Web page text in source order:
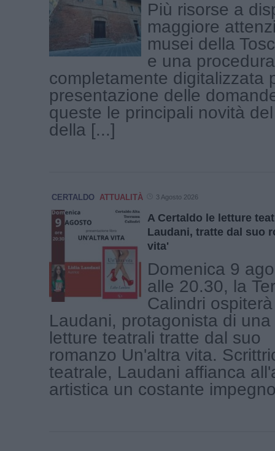
Più risorse a
maggiore
musei della
e una procedura
completamente digitalizzata
presentazione delle
queste le principali novità
della [...]
CERTALDO ATTUALITÀ 3 Agosto 2026
A Certaldo le letture
Laudani, tratte dal suo
vita'
Domenica 9
alle 20.30, la
Calindri
Laudani, protagonista di
letture teatrali tratte dal suo
romanzo Un'altra vita.
teatrale, Laudani affianca
artistica un costante